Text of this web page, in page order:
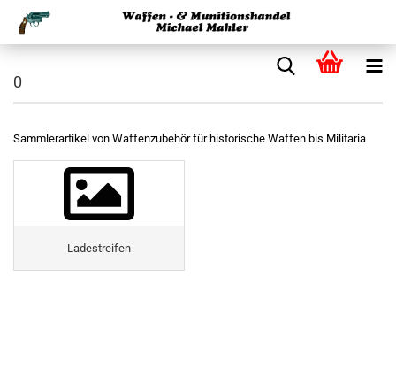
0
Sammlerartikel von Waffenzubehör für historische Waffen bis Militaria
Ladestreifen